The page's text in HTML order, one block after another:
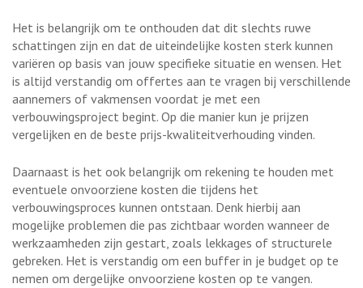
Het is belangrijk om te onthouden dat dit slechts ruwe
schattingen zijn en dat de uiteindelijke kosten sterk kunnen
variëren op basis van jouw specifieke situatie en wensen. Het
is altijd verstandig om offertes aan te vragen bij verschillende
aannemers of vakmensen voordat je met een
verbouwingsproject begint. Op die manier kun je prijzen
vergelijken en de beste prijs-kwaliteitverhouding vinden.
Daarnaast is het ook belangrijk om rekening te houden met
eventuele onvoorziene kosten die tijdens het
verbouwingsproces kunnen ontstaan. Denk hierbij aan
mogelijke problemen die pas zichtbaar worden wanneer de
werkzaamheden zijn gestart, zoals lekkages of structurele
gebreken. Het is verstandig om een buffer in je budget op te
nemen om dergelijke onvoorziene kosten op te vangen.